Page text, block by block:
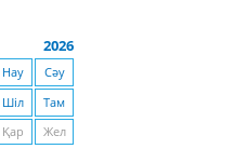
2026
Нау
Сәу
Шіл
Там
Қар Жел